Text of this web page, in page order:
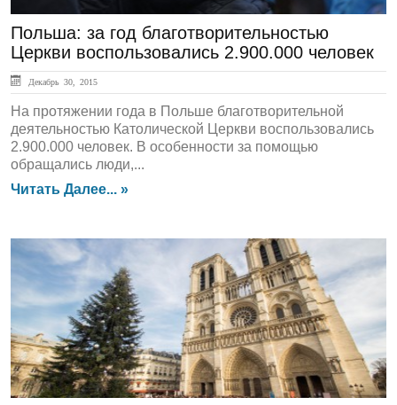
Польша: за год благотворительностью
Церкви воспользовались 2.900.000 человек
Декабрь 30, 2015
На протяжении года в Польше благотворительной
деятельностью Католической Церкви воспользовались
2.900.000 человек. В особенности за помощью
обращались люди,...
Читать Далее... »
ЛЕНТА НОВОСТЕЙ